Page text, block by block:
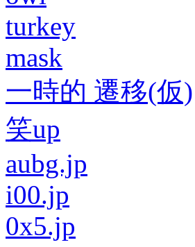
turkey
mask
一時的 遷移(仮)
笑up
aubg.jp
i00.jp
0x5.jp